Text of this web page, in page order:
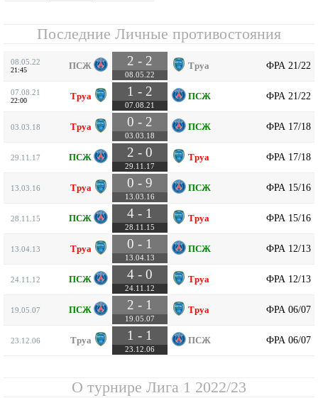
Последние Личные противостояния
08.05.22
21:45 ПСЖ 2 - 2
08.05.22
Труа ФРА 21/22
07.08.21
22:00 Труа 1 - 2
07.08.21
ПСЖ ФРА 21/22
03.03.18 Труа 0 - 2
03.03.18
ПСЖ ФРА 17/18
29.11.17 ПСЖ 2 - 0
29.11.17
Труа ФРА 17/18
13.03.16 Труа 0 - 9
13.03.16
ПСЖ ФРА 15/16
28.11.15 ПСЖ 4 - 1
28.11.15
Труа ФРА 15/16
13.04.13 Труа 0 - 1
13.04.13
ПСЖ ФРА 12/13
24.11.12 ПСЖ 4 - 0
24.11.12
Труа ФРА 12/13
19.05.07 ПСЖ 2 - 1
19.05.07
Труа ФРА 06/07
23.12.06 Труа 1 - 1
23.12.06
ПСЖ ФРА 06/07
О турнире Лига 1 2022/23